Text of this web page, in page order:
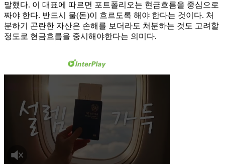
말했다. 이 대표에 따르면 포트폴리오는 현금흐름을 중심으로
짜야 한다. 반드시 물(돈)이 흐르도록 해야 한다는 것이다. 처
분하기 곤란한 자산은 손해를 보더라도 처분하는 것도 고려할
정도로 현금흐름을 중시해야한다는 의미다.